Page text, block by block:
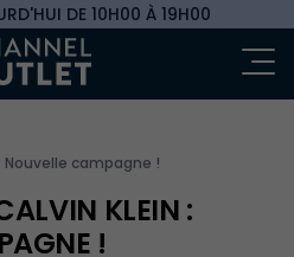
DE 10H00 À 19H00
Nouvelle campagne !
KLEIN :
!